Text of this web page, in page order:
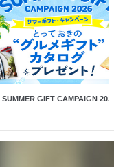
SUMMER GIFT CAMPAIGN